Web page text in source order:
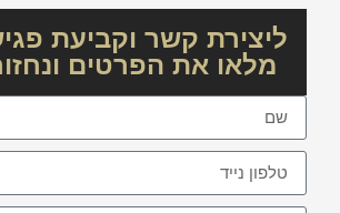
ליצירת קשר וקביעת
מלאו את הפרטים